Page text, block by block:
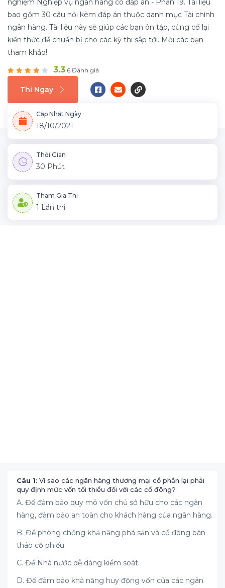
nghiệm Nghiệp vụ ngân hàng có đáp án - Phần 19. Tài liệu
bao gồm 30 câu hỏi kèm đáp án thuộc danh mục Tài chính
ngân hàng. Tài liệu này sẽ giúp các bạn ôn tập, củng cố lại
kiến thức để chuẩn bị cho các kỳ thi sắp tới. Mời các bạn
tham khảo!
3.3 6 Đánh giá
Thi Ngay
Cập Nhật Ngày
18/10/2021
Thời Gian
30 Phút
Tham Gia Thi
1 Lần thi
Câu 1: Vì sao các ngân hàng thương mại cổ phần lại phải
quy định mức vốn tối thiểu đối với các cổ đông?
A. Để đảm bảo quy mô vốn chủ sở hữu cho các ngân
hàng, đảm bảo an toàn cho khách hàng của ngân hàng.
B. Để phòng chống khả năng phá sản và cổ đông bán
tháo cổ phiếu.
C. Để Nhà nước dễ dàng kiểm soát.
D. Để đảm bảo khả năng huy động vốn của các ngân